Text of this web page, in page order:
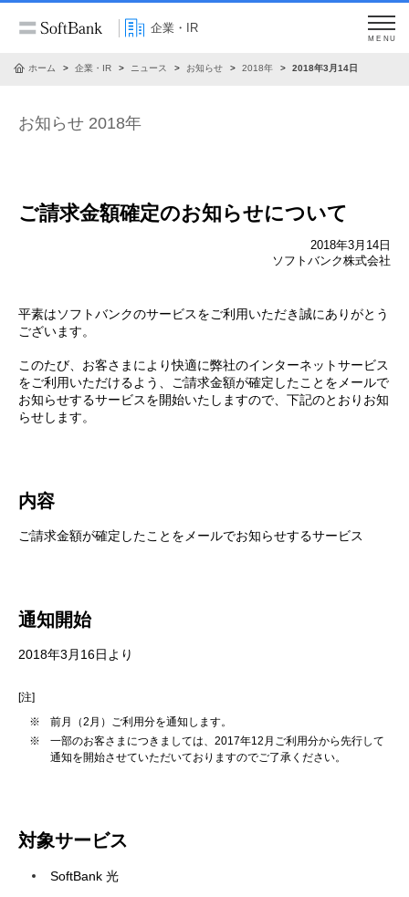
企業・IR
MENU
ホーム 企業・IR ニュース お知らせ 2018年 2018年3月14日
お知らせ 2018年
ご請求金額確定のお知らせについて
2018年3月14日
ソフトバンク株式会社
平素はソフトバンクのサービスをご利用いただき誠にありがとう
ございます。
このたび、お客さまにより快適に弊社のインターネットサービス
をご利用いただけるよう、ご請求金額が確定したことをメールで
お知らせするサービスを開始いたしますので、下記のとおりお知
らせします。
内容
ご請求金額が確定したことをメールでお知らせするサービス
通知開始
2018年3月16日より
[注]
※
前月（2月）ご利用分を通知します。
※
一部のお客さまにつきましては、2017年12月ご利用分から先行して
通知を開始させていただいておりますのでご了承ください。
対象サービス
SoftBank 光